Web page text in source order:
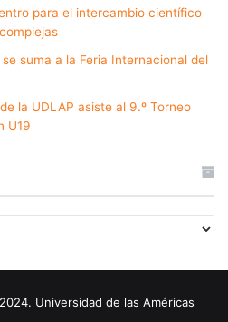
para el intercambio científico
suma a la Feria Internacional del
la UDLAP asiste al 9.º Torneo
U19
Universidad de las Américas